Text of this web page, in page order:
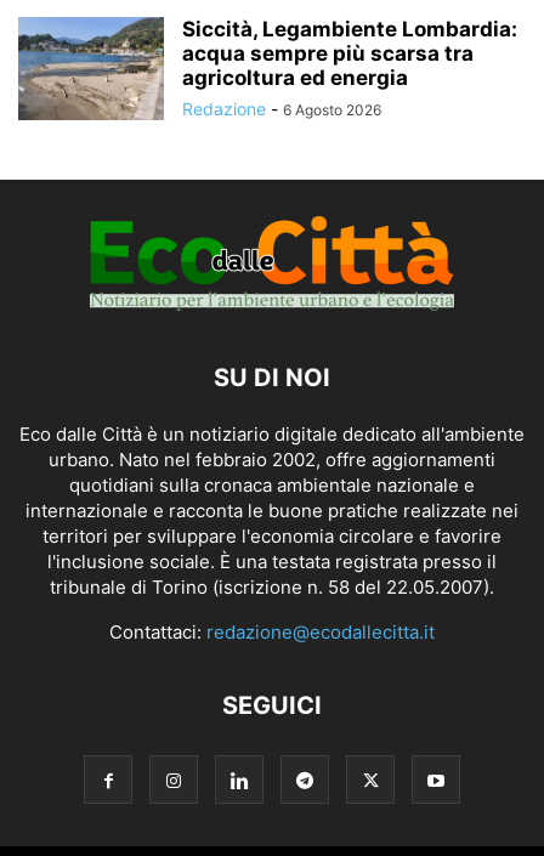
Siccità, Legambiente Lombardia:
acqua sempre più scarsa tra
agricoltura ed energia
Redazione - 6 Agosto 2026
SU DI NOI
Eco dalle Città è un notiziario digitale dedicato all'ambiente
urbano. Nato nel febbraio 2002, offre aggiornamenti
quotidiani sulla cronaca ambientale nazionale e
internazionale e racconta le buone pratiche realizzate nei
territori per sviluppare l'economia circolare e favorire
l'inclusione sociale. È una testata registrata presso il
tribunale di Torino (iscrizione n. 58 del 22.05.2007).
Contattaci: redazione@ecodallecitta.it
SEGUICI